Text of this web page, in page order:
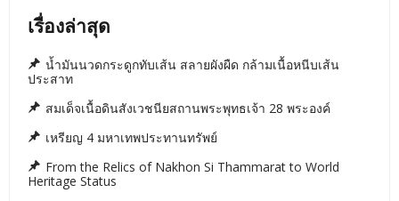
เรื่องล่าสุด
น้ำมันนวดกระดูกทับเส้น สลายผังผืด กล้ามเนื้อหนีบเส้น
ประสาท
สมเด็จเนื้อดินสังเวชนียสถานพระพุทธเจ้า 28 พระองค์
เหรียญ 4 มหาเทพประทานทรัพย์
From the Relics of Nakhon Si Thammarat to World
Heritage Status